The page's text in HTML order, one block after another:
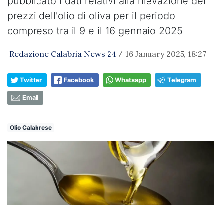
prezzi dell'olio di oliva per il periodo
compreso tra il 9 e il 16 gennaio 2025
Redazione Calabria News 24 / 16 January 2025, 18:27
Twitter Facebook Whatsapp Telegram
Email
Olio Calabrese